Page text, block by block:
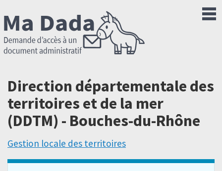
Direction départementale des
territoires et de la mer
(DDTM) - Bouches-du-Rhône
Gestion locale des territoires